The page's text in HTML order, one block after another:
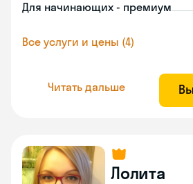
Для начинающих - премиум
Все услуги и цены (4)
Читать дальше
Лолита